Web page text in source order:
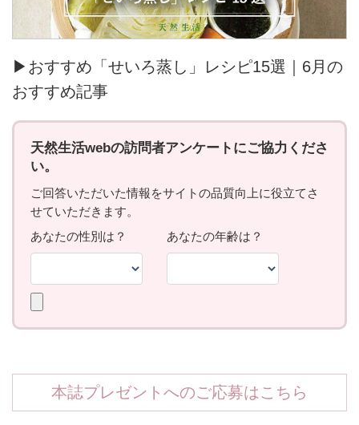
▶おすすめ「せいろ蒸し」レシピ15選｜6月の
おすすめ記事
本誌プレゼントへのご応募はこちら